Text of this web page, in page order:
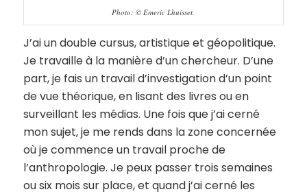
Photo: © Emeric Lhuisset.
J’ai un double cursus, artistique et géopolitique.
Je travaille à la manière d’un chercheur. D’une
part, je fais un travail d’investigation d’un point
de vue théorique, en lisant des livres ou en
surveillant les médias. Une fois que j’ai cerné
mon sujet, je me rends dans la zone concernée
où je commence un travail proche de
l’anthropologie. Je peux passer trois semaines
ou six mois sur place, et quand j’ai cerné les